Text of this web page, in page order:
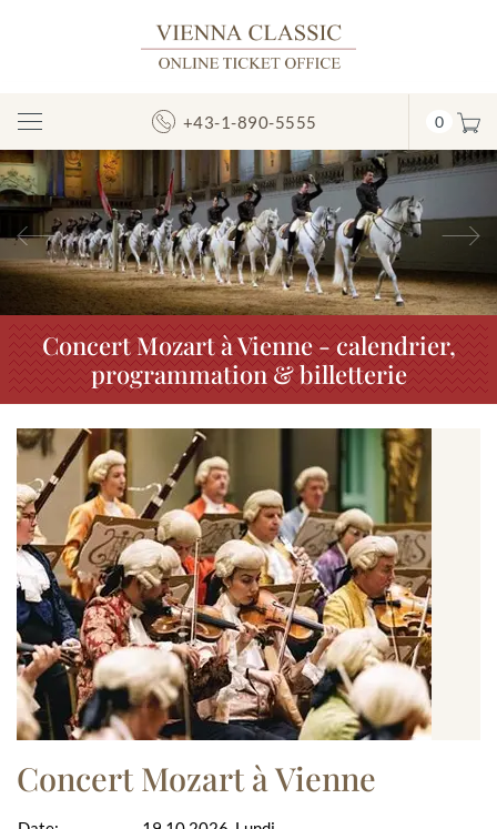
Afficher/masquer
la
navigation
+43-1-890-5555 0
Précédent
Concert Mozart à Vienne - calendrier,
programmation & billetterie
Concert Mozart à Vienne